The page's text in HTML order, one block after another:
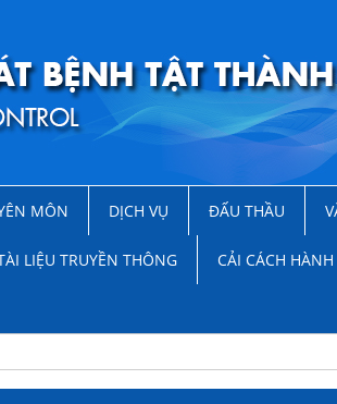
MÔN DỊCH VỤ ĐẤU THẦU
LIỆU TRUYỀN THÔNG CẢI CÁCH